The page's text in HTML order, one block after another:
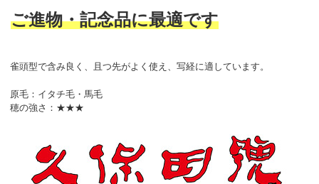
ご進物・記念品に最適です
雀頭型で含み良く、且つ先がよく使え、写経に適しています。
原毛：イタチ毛・馬毛
穂の強さ：★★★